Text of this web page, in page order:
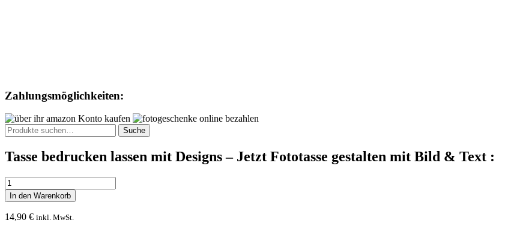
Zahlungsmöglichkeiten:
Suche
nach:
Suche
Tasse bedrucken lassen mit Designs – Jetzt Fototasse gestalten mit Bild & Text :
Tasse
bedrucken
lassen
mit
In den Warenkorb
14,90 € inkl. MwSt.